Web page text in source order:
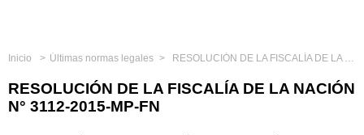
Inicio Últimas normas legales RESOLUCIÓN DE LA FISCALÍA DE LA NACIÓN N° 3112-2015-MP-FN
RESOLUCIÓN DE LA FISCALÍA DE LA NACIÓN
N° 3112-2015-MP-FN